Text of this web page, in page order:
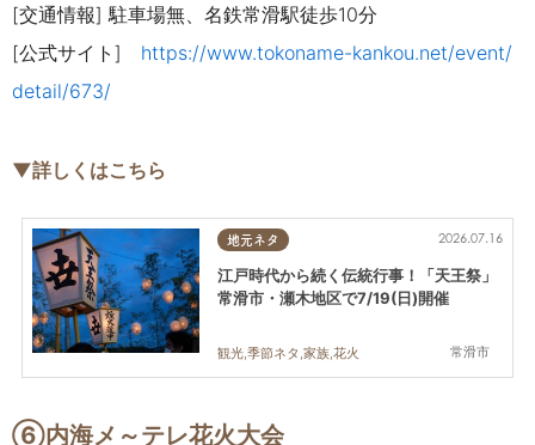
[交通情報] 駐車場無、名鉄常滑駅徒歩10分
[公式サイト] https://www.tokoname-kankou.net/event/
detail/673/
▼詳しくはこちら
地元ネタ
常滑市
2026.07.16
江戸時代から続く伝統行事！「天王祭」
常滑市・瀬木地区で7/19(日)開催
観光,季節ネタ,家族,花火
⑥内海メ～テレ花火大会